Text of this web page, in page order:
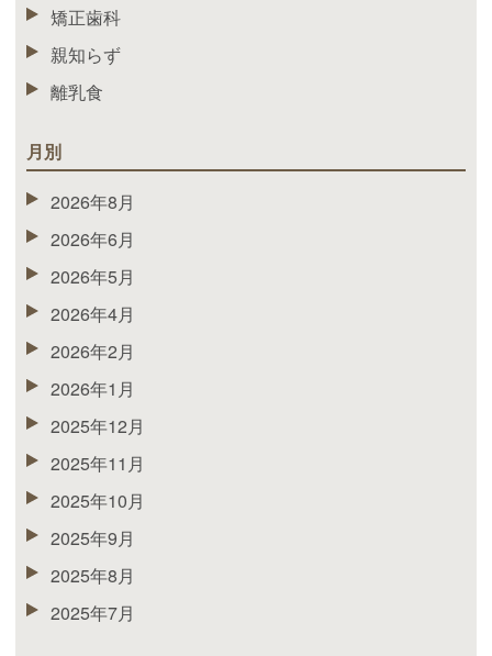
矯正歯科
親知らず
離乳食
月別
2026年8月
2026年6月
2026年5月
2026年4月
2026年2月
2026年1月
2025年12月
2025年11月
2025年10月
2025年9月
2025年8月
2025年7月